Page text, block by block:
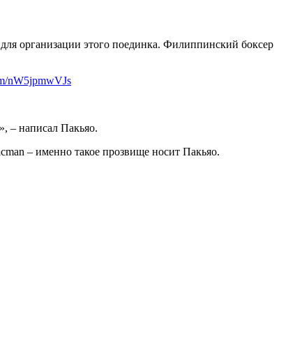
организации этого поединка. Филиппинский боксер
nW5jpmwVJs
– написал Пакьяо.
– именно такое прозвище носит Пакьяо.